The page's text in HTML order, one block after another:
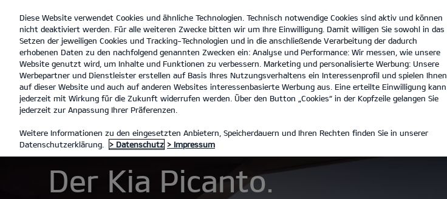
open
menu
Autohaus Dinnebier GmbH Tel. :
Der Picanto Technische Daten Zubehör Entdecken
MODELLE
Der Kia Picanto.
Diese Website verwendet Cookies und ähnliche Technologien. Technisch notwendige Cookies sind aktiv und können
nicht deaktiviert werden. Für alle weiteren Zwecke bitten wir um Ihre Einwilligung. Damit willigen Sie sowohl in das
Setzen der jeweiligen Cookies und Tracking-Technologien und in die anschließende Verarbeitung der dadurch
erhobenen Daten zu den nachfolgend genannten Zwecken ein: Analyse und Performance: Wir messen, wie unsere
Website genutzt wird, um Inhalte und Funktionen zu verbessern. Marketing und personalisierte Werbung: Unsere
Werbepartner und Dienstleister erstellen auf Basis Ihres Nutzungsverhaltens ein Interessenprofil und spielen Ihnen
auf dieser Website und auch auf anderen Websites interessenbasierte Werbung aus. Eine erteilte Einwilligung kann
jederzeit mit Wirkung für die Zukunft widerrufen werden. Über den Button „Cookies“ in der Kopfzeile gelangen Sie
jederzeit zur Anpassung Ihrer Präferenzen.
Weitere Informationen zu den eingesetzten Anbietern, Speicherdauern und Ihren Rechten finden Sie in unserer
Datenschutzerklärung.
> Datenschutz > Impressum